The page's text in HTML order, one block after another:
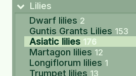
Lilies
Dwarf lilies 2
Guntis Grants Lilies 153
Asiatic lilies 176
Martagon lilies 12
Longiflorum lilies 1
Trumpet lilies 13